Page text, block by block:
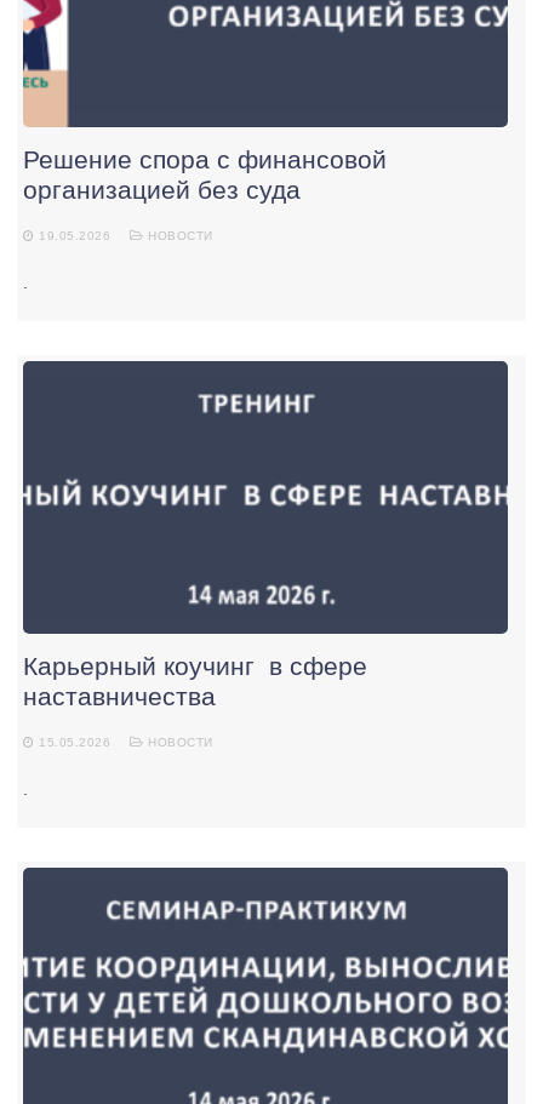
Решение спора с финансовой
организацией без суда
19.05.2026 НОВОСТИ
Карьерный коучинг в сфере
наставничества
15.05.2026 НОВОСТИ